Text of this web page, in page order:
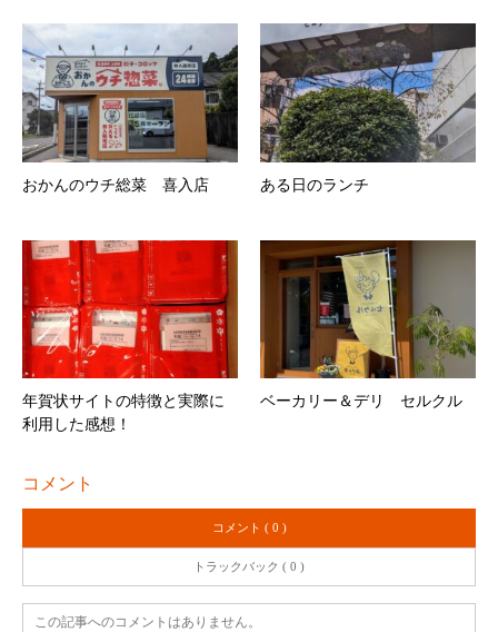
おかんのウチ総菜 喜入店 ある日のランチ
年賀状サイトの特徴と実際に
利用した感想！
ベーカリー＆デリ セルクル
コメント
コメント ( 0 )
トラックバック ( 0 )
この記事へのコメントはありません。